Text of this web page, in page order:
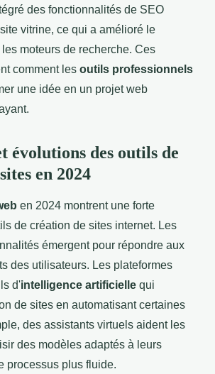
des fonctionnalités de SEO
vitrine, ce qui a amélioré le
moteurs de recherche. Ces
comment les outils professionnels
une idée en un projet web
évolutions des outils de
en 2024
en 2024 montrent une forte
de création de sites internet. Les
émergent pour répondre aux
des utilisateurs. Les plateformes
d'intelligence artificielle qui
de sites en automatisant certaines
des assistants virtuels aident les
des modèles adaptés à leurs
processus plus fluide.